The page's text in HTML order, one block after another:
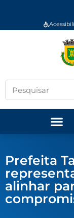
Prefeita
alinhar